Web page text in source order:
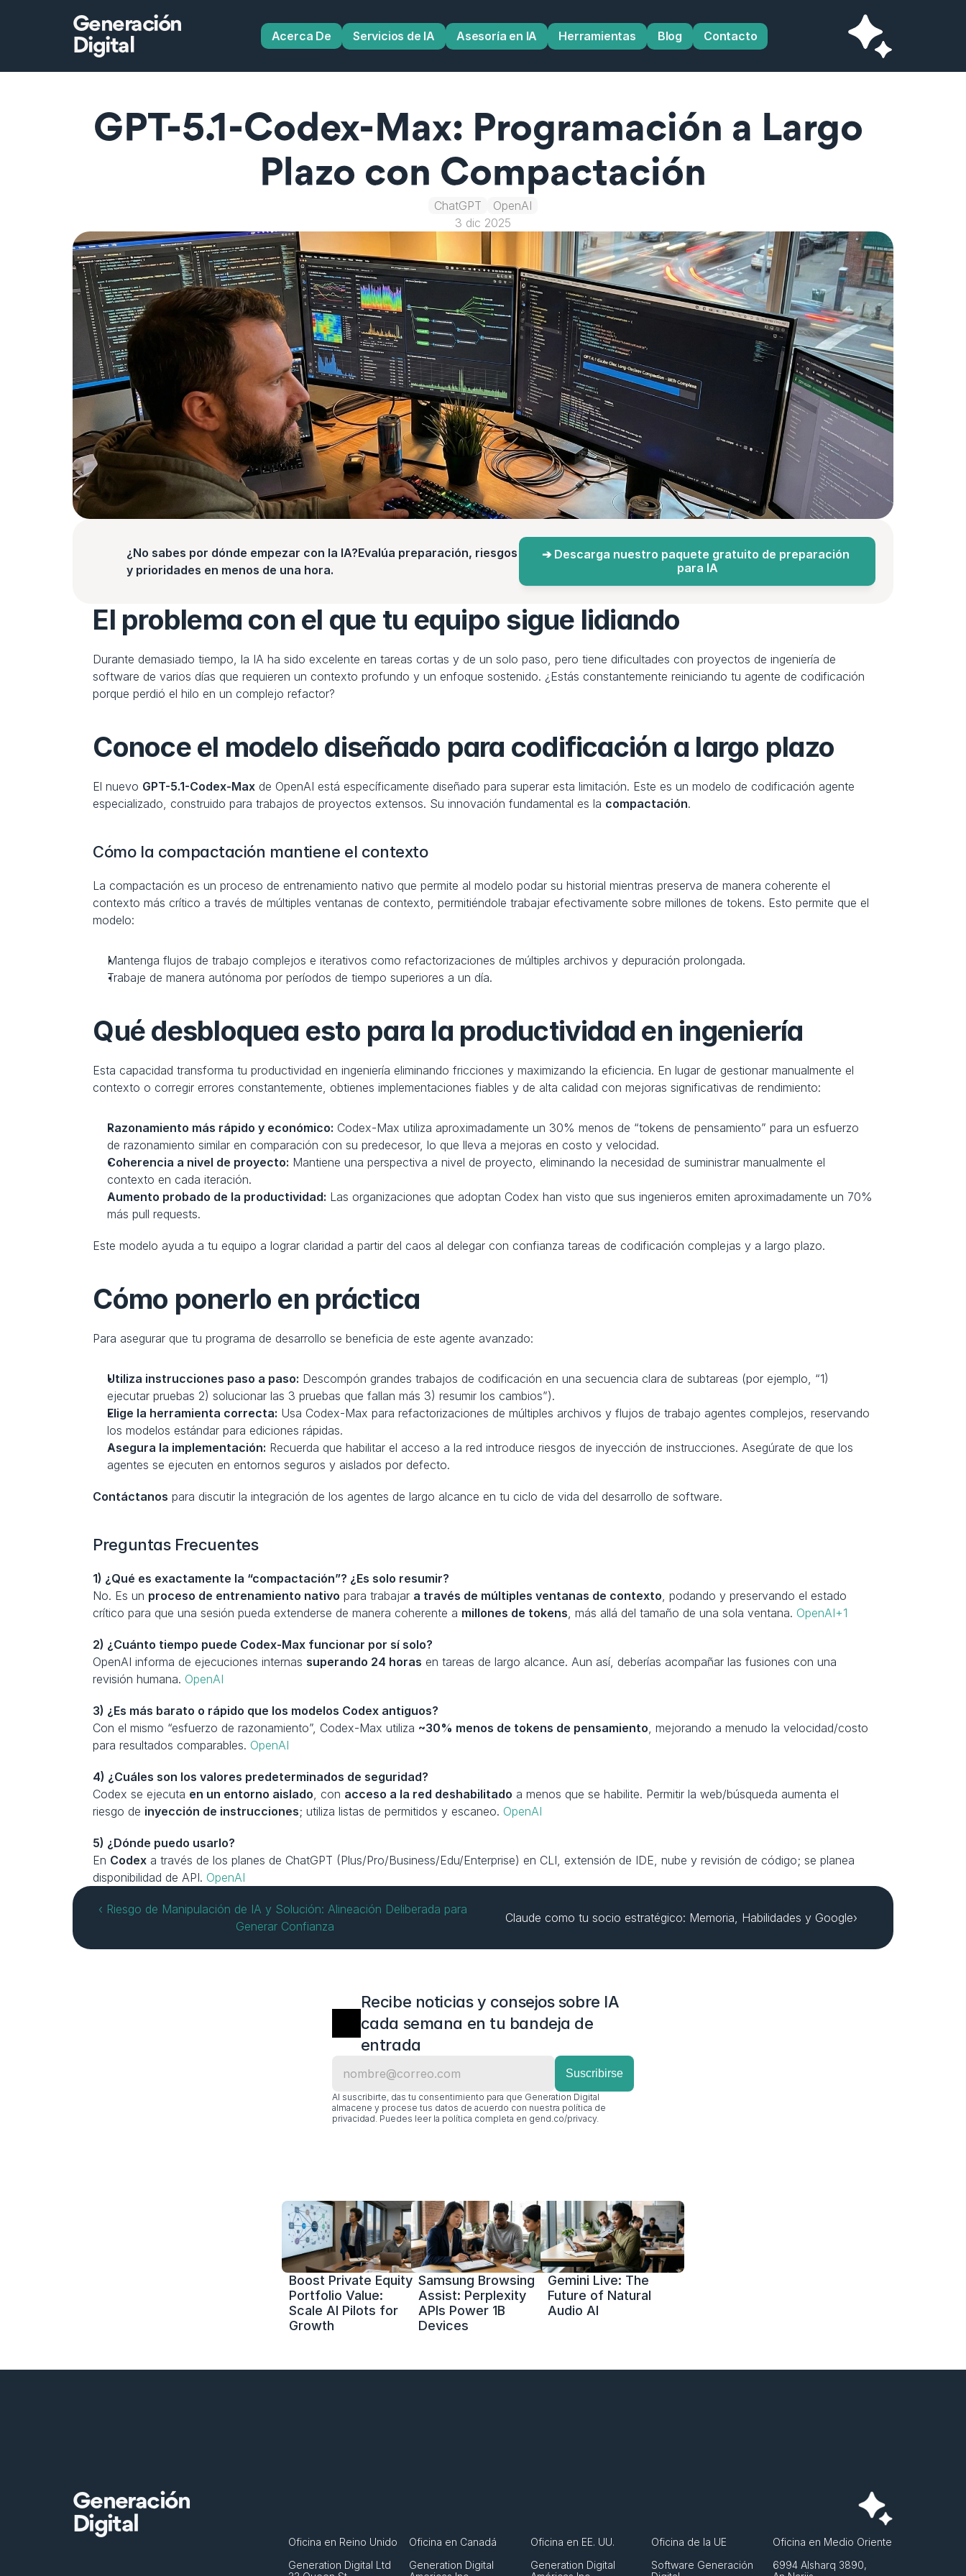
Generación
Digital
Acerca De Servicios de IA Asesoría en IA Herramientas Blog Contacto
GPT-5.1-Codex-Max: Programación a Largo
Plazo con Compactación
ChatGPT
OpenAI
3 dic 2025
¿No sabes por dónde empezar con la IA?Evalúa preparación, riesgos
y prioridades en menos de una hora.
➔ Descarga nuestro paquete gratuito de preparación
para IA
El problema con el que tu equipo sigue lidiando
Durante demasiado tiempo, la IA ha sido excelente en tareas cortas y de un solo paso, pero tiene dificultades con proyectos de ingeniería de
software de varios días que requieren un contexto profundo y un enfoque sostenido. ¿Estás constantemente reiniciando tu agente de codificación
porque perdió el hilo en un complejo refactor?
Conoce el modelo diseñado para codificación a largo plazo
El nuevo GPT-5.1-Codex-Max de OpenAI está específicamente diseñado para superar esta limitación. Este es un modelo de codificación agente
especializado, construido para trabajos de proyectos extensos. Su innovación fundamental es la compactación.
Cómo la compactación mantiene el contexto
La compactación es un proceso de entrenamiento nativo que permite al modelo podar su historial mientras preserva de manera coherente el
contexto más crítico a través de múltiples ventanas de contexto, permitiéndole trabajar efectivamente sobre millones de tokens. Esto permite que el
modelo:
Mantenga flujos de trabajo complejos e iterativos como refactorizaciones de múltiples archivos y depuración prolongada.
Trabaje de manera autónoma por períodos de tiempo superiores a un día.
Qué desbloquea esto para la productividad en ingeniería
Esta capacidad transforma tu productividad en ingeniería eliminando fricciones y maximizando la eficiencia. En lugar de gestionar manualmente el
contexto o corregir errores constantemente, obtienes implementaciones fiables y de alta calidad con mejoras significativas de rendimiento:
Razonamiento más rápido y económico: Codex-Max utiliza aproximadamente un 30% menos de “tokens de pensamiento” para un esfuerzo
de razonamiento similar en comparación con su predecesor, lo que lleva a mejoras en costo y velocidad.
Coherencia a nivel de proyecto: Mantiene una perspectiva a nivel de proyecto, eliminando la necesidad de suministrar manualmente el
contexto en cada iteración.
Aumento probado de la productividad: Las organizaciones que adoptan Codex han visto que sus ingenieros emiten aproximadamente un 70%
más pull requests.
Este modelo ayuda a tu equipo a lograr claridad a partir del caos al delegar con confianza tareas de codificación complejas y a largo plazo.
Cómo ponerlo en práctica
Para asegurar que tu programa de desarrollo se beneficia de este agente avanzado:
Utiliza instrucciones paso a paso: Descompón grandes trabajos de codificación en una secuencia clara de subtareas (por ejemplo, “1)
ejecutar pruebas 2) solucionar las 3 pruebas que fallan más 3) resumir los cambios”).
Elige la herramienta correcta: Usa Codex-Max para refactorizaciones de múltiples archivos y flujos de trabajo agentes complejos, reservando
los modelos estándar para ediciones rápidas.
Asegura la implementación: Recuerda que habilitar el acceso a la red introduce riesgos de inyección de instrucciones. Asegúrate de que los
agentes se ejecuten en entornos seguros y aislados por defecto.
Contáctanos para discutir la integración de los agentes de largo alcance en tu ciclo de vida del desarrollo de software.
Preguntas Frecuentes
1) ¿Qué es exactamente la “compactación”? ¿Es solo resumir?
No. Es un proceso de entrenamiento nativo para trabajar a través de múltiples ventanas de contexto, podando y preservando el estado
crítico para que una sesión pueda extenderse de manera coherente a millones de tokens, más allá del tamaño de una sola ventana. OpenAI+1
2) ¿Cuánto tiempo puede Codex-Max funcionar por sí solo?
OpenAI informa de ejecuciones internas superando 24 horas en tareas de largo alcance. Aun así, deberías acompañar las fusiones con una
revisión humana. OpenAI
3) ¿Es más barato o rápido que los modelos Codex antiguos?
Con el mismo “esfuerzo de razonamiento”, Codex-Max utiliza ~30% menos de tokens de pensamiento, mejorando a menudo la velocidad/costo
para resultados comparables. OpenAI
4) ¿Cuáles son los valores predeterminados de seguridad?
Codex se ejecuta en un entorno aislado, con acceso a la red deshabilitado a menos que se habilite. Permitir la web/búsqueda aumenta el
riesgo de inyección de instrucciones; utiliza listas de permitidos y escaneo. OpenAI
5) ¿Dónde puedo usarlo?
En Codex a través de los planes de ChatGPT (Plus/Pro/Business/Edu/Enterprise) en CLI, extensión de IDE, nube y revisión de código; se planea
disponibilidad de API. OpenAI
‹ Riesgo de Manipulación de IA y Solución: Alineación Deliberada para
Generar Confianza
Claude como tu socio estratégico: Memoria, Habilidades y Google›
Recibe noticias y consejos sobre IA
cada semana en tu bandeja de
entrada
Al suscribirte, das tu consentimiento para que Generation Digital
almacene y procese tus datos de acuerdo con nuestra política de
privacidad. Puedes leer la política completa en gend.co/privacy.
Boost Private Equity
Portfolio Value:
Scale AI Pilots for
Growth
Samsung Browsing
Assist: Perplexity
APIs Power 1B
Devices
Gemini Live: The
Future of Natural
Audio AI
Generación
Digital
Oficina en Reino Unido
Generation Digital Ltd
Oficina en Canadá
Generation Digital
Oficina en EE. UU.
Generation Digital
Oficina de la UE
Software Generación
Oficina en Medio Oriente
6994 Alsharq 3890,